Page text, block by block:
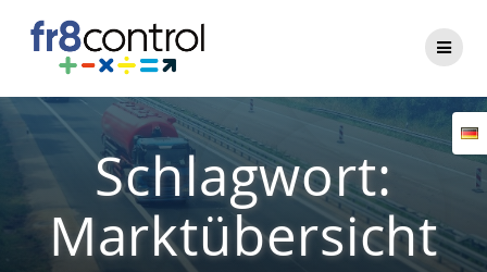
Schlagwort:
Marktübersicht